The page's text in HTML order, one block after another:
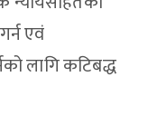
एवं
लागि कटिबद्ध